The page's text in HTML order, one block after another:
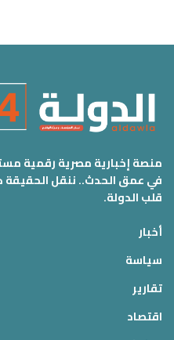
منصة إخبارية مصرية رقمية
في عمق الحدث.. ننقل
قلب الدولة.
أخبار
سياسة
تقارير
اقتصاد